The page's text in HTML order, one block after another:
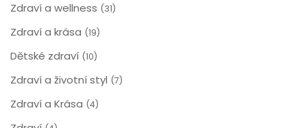
Zdraví a wellness (31)
Zdraví a krása (19)
Dětské zdraví (10)
Zdraví a životní styl (7)
Zdraví a Krása (4)